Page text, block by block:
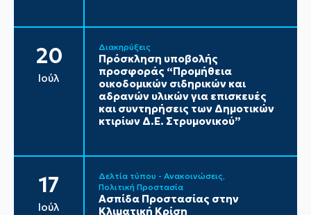
20
Ιούλ
Διακηρύξεις
Πρόσκληση υποβολής
προσφοράς “Προμήθεια
οικοδομικών σιδηρικών και
αδρανών υλικών για επισκευές
και συντηρήσεις των Δημοτικών
κτιρίων Δ.Ε. Στρυμονικού”
17
Ιούλ
Δελτία τύπου - Ανακοινώσεις
Πολιτική Προστασία
Ασπίδα Προστασίας στην
Κλιματική Κρίση